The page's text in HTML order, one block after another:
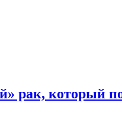
рак, который